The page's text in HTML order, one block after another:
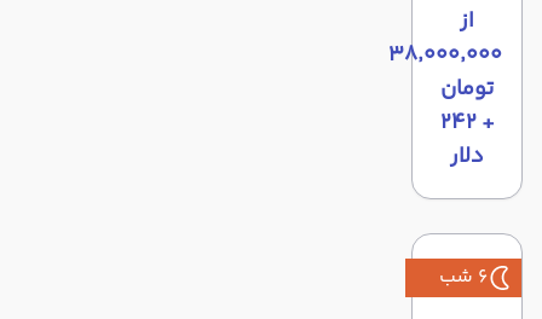
از
۳۸٬۰۰۰٬۰۰۰
تومان
+ ۲۴۲
دلار
6 شب